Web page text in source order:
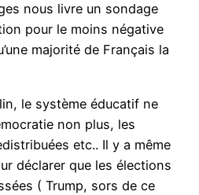
nous livre un sondage
pour le moins négative
majorité de Français la
le système éducatif ne
non plus, les
etc.. Il y a même
déclarer que les élections
( Trump, sors de ce